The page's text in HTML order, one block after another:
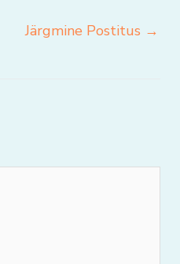
Järgmine Postitus →